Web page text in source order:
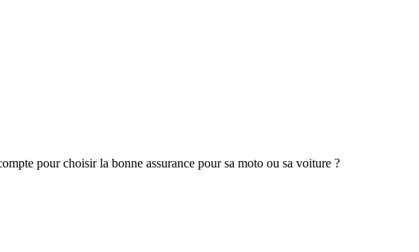
pour choisir la bonne assurance pour sa moto ou sa voiture ?